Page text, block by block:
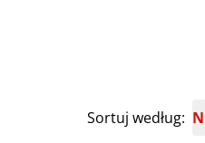
Sortuj według: